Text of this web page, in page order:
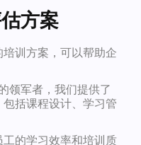
方案
训方案，可以帮助企
领军者，我们提供了
括课程设计、学习管
的学习效率和培训质